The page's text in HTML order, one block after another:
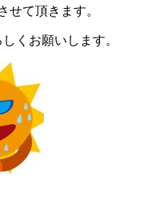
せて頂きます。
くお願いします。